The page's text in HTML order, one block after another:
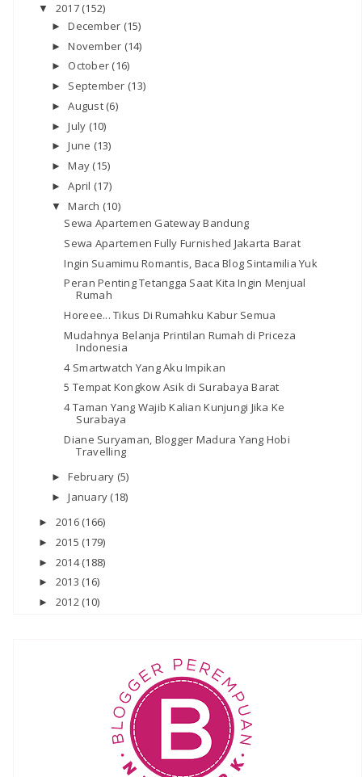
▼ 2017 (152)
►December (15)
►November (14)
► October (16)
► September (13)
►August (6)
►July (10)
►June (13)
►May (15)
►April (17)
▼March (10)
Sewa Apartemen Gateway Bandung
Sewa Apartemen Fully Furnished Jakarta Barat
Ingin Suamimu Romantis, Baca Blog Sintamilia Yuk
Peran Penting Tetangga Saat Kita Ingin Menjual
Rumah
Horeee... Tikus Di Rumahku Kabur Semua
Mudahnya Belanja Printilan Rumah di Priceza
Indonesia
4 Smartwatch Yang Aku Impikan
5 Tempat Kongkow Asik di Surabaya Barat
4 Taman Yang Wajib Kalian Kunjungi Jika Ke
Surabaya
Diane Suryaman, Blogger Madura Yang Hobi
Travelling
►February (5)
►January (18)
► 2016 (166)
► 2015 (179)
► 2014(188)
► 2013 (16)
► 2012 (10)